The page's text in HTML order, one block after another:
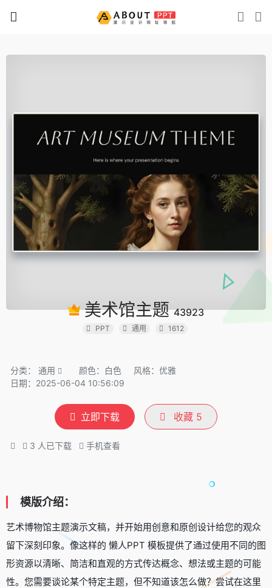
美术馆主题43923
PPT 通用 1612
分类： 通用 颜色：白色
风格：优雅
日期：2025-06-04 10:56:09
立即下载 收藏 5
3 人已下载 手机查看
模版介绍：
艺术博物馆主题演示文稿，并开始用创意和原创设计给您的观众
留下深刻印象。像这样的 懒人PPT 模板提供了通过使用不同的图
形资源以清晰、简洁和直观的方式传达概念、想法或主题的可能
性。您需要谈论某个特定主题，但不知道该怎么做？尝试在这里